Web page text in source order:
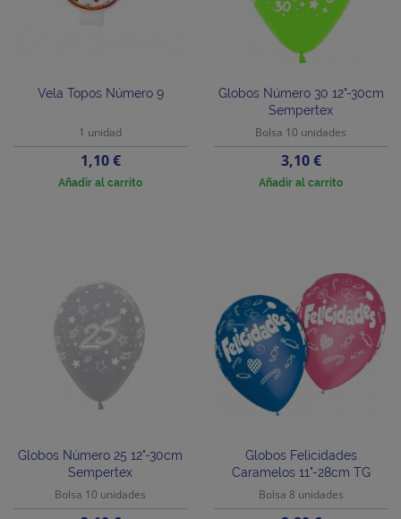
Vela Topos Número 9
1 unidad
Precio
1,10 €
Añadir al carrito
Globos Número 30 12"-30cm
Sempertex
Bolsa 10 unidades
Precio
3,10 €
Añadir al carrito
Globos Número 25 12"-30cm
Sempertex
Bolsa 10 unidades
Globos Felicidades
Caramelos 11"-28cm TG
Bolsa 8 unidades